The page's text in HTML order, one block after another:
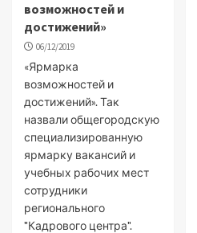
возможностей и
достижений»
06/12/2019
«Ярмарка
возможностей и
достижений». Так
назвали общегородскую
специализированную
ярмарку вакансий и
учебных рабочих мест
сотрудники
регионального
"Кадрового центра".